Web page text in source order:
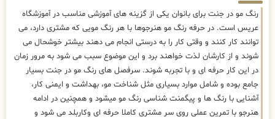
رنگ مو در جنت برای بانوان یکی از گزینه های آموزشی مناسب در آموزشگاه
عریس است. در حرفه رنگ مو هنرجوها با هر رنگ مویی که مشتری دارد، می
توانند کار کنند و وقتی کار را به درستی انجام می دهند بیشتر خوشحال می
شوند و از کارشان لذت خواهند برد و این موضوع سبب می شود به مرور زمان
در این کار حرفه ای و با تجربه شوند. سرفصل های رنگ مو در جنت بسیار
جامع بوده و شامل موارد بسیاری مثل شناخت مو، بهداشت و ایمنی کار،
آشنایی با رنگ ها و پیگمنت شناسی رنگ مو میشود و همچنین در ادامه
هنرجو با تمرین عملی روی سر مشتری کاملا حرفه ای وکاربلد می شود و